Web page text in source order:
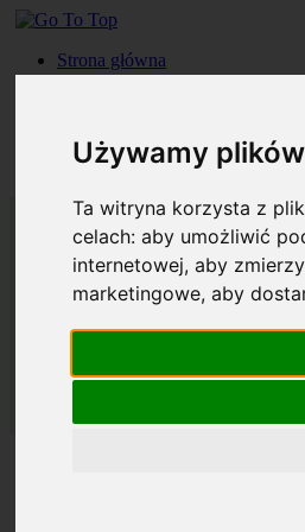
Używamy
Ta witryna korzysta z
celach:aby umożliwić
internetowej,aby
marketingowe,aby
Strona główna
Roczniki
Kontakt
Szukaj